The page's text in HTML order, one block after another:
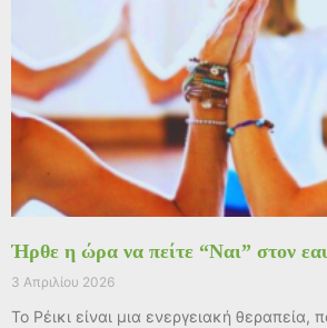
Ήρθε η ώρα να πείτε “Ναι” στον
3 Απριλίου 2026
Το Ρέικι είναι μια ενεργειακή θεραπεία,